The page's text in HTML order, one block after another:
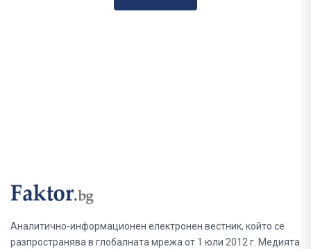
Аналитично-информационен електронен вестник, който се
разпространява в глобалната мрежа от 1 юли 2012 г. Медията